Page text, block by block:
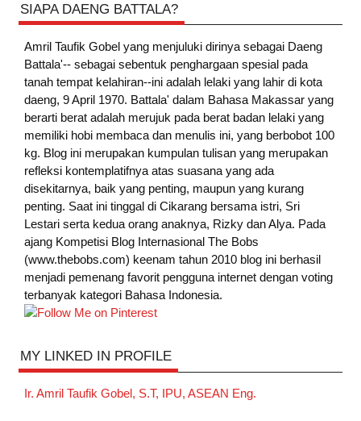
SIAPA DAENG BATTALA?
Amril Taufik Gobelyang menjuluki dirinya sebagai Daeng
Battala'-- sebagai sebentuk penghargaan spesial pada
tanah tempat kelahiran--ini adalah lelaki yang lahir di kota
daeng, 9 April 1970. Battala' dalam Bahasa Makassar yang
berarti berat adalah merujuk pada berat badan lelaki yang
memiliki hobi membaca dan menulis ini, yang berbobot 100
kg. Blog ini merupakan kumpulan tulisan yang merupakan
refleksi kontemplatifnya atas suasana yang ada
disekitarnya, baik yang penting, maupun yang kurang
penting. Saat ini tinggal di Cikarang bersama istri, Sri
Lestari serta kedua orang anaknya, Rizky dan Alya. Pada
ajang Kompetisi Blog Internasional The Bobs
(www.thebobs.com) keenam tahun 2010 blog ini berhasil
menjadi pemenang favorit pengguna internet dengan voting
terbanyak kategori Bahasa Indonesia.
MY LINKED IN PROFILE
Ir. Amril Taufik Gobel, S.T, IPU, ASEAN Eng.